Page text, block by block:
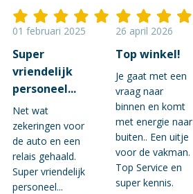
01 februari 2025
Super
vriendelijk
personeel...
Net wat
zekeringen voor
de auto en een
relais gehaald.
Super vriendelijk
personeel...
26 april 2026
Top winkel!
Je gaat met een
vraag naar
binnen en komt
met energie naar
buiten.. Een uitje
voor de vakman.
Top Service en
super kennis.